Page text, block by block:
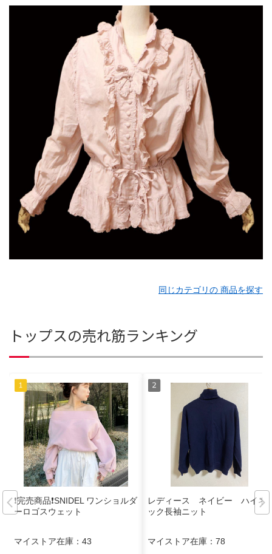
同じカテゴリの 商品を探す
トップスの売れ筋ランキング
❗️完売商品❗️SNIDEL ワンショルダ
ーロゴスウェット
マイストア在庫： 43
レディース ネイビー ハイネ
ック長袖ニット
マイストア在庫： 78